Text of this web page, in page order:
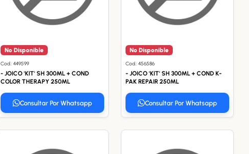
No Disponible
Cod.: 449599
- JOICO 'KIT' SH 300ML + COND
COLOR THERAPY 250ML
Consultar Por Whatsapp
No Disponible
Cod.: 456586
- JOICO 'KIT' SH 300ML + COND K-
PAK REPAIR 250ML
Consultar Por Whatsapp